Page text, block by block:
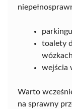
toalety
wejścia
Warto
na sprawny